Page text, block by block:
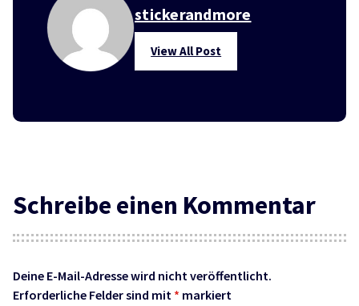
stickerandmore
View All Post
Schreibe einen Kommentar
Deine E-Mail-Adresse wird nicht veröffentlicht.
Erforderliche Felder sind mit * markiert